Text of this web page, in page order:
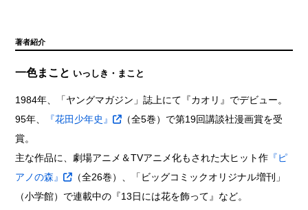
著者紹介
一色まこと いっしき・まこと
1984年、「ヤングマガジン」誌上にて『カオリ』でデビュー。
95年、
『花田少年史』
（全5巻）で第19回講談社漫画賞を受
賞。
主な作品に、劇場アニメ＆TVアニメ化もされた大ヒット作 『ピ
アノの森』
（全26巻）、「ビッグコミックオリジナル増刊」
（小学館）で連載中の『13日には花を飾って』など。